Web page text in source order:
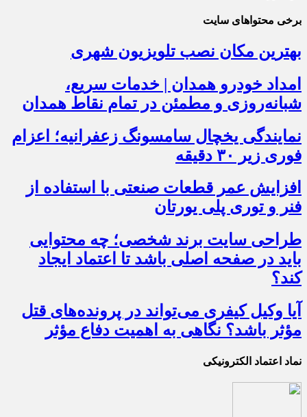
برخی محتواهای سایت
بهترین مکان نصب تلویزیون شهری
امداد خودرو همدان | خدمات سریع،
شبانه‌روزی و مطمئن در تمام نقاط همدان
نمایندگی یخچال سامسونگ زعفرانیه؛ اعزام
فوری زیر ۳۰ دقیقه
افزایش عمر قطعات صنعتی با استفاده از
فنر و توری پلی یورتان
طراحی سایت برند شخصی؛ چه محتوایی
باید در صفحه اصلی باشد تا اعتماد ایجاد
کند؟
آیا وکیل کیفری می‌تواند در پرونده‌های قتل
مؤثر باشد؟ نگاهی به اهمیت دفاع مؤثر
نماد اعتماد الکترونیکی